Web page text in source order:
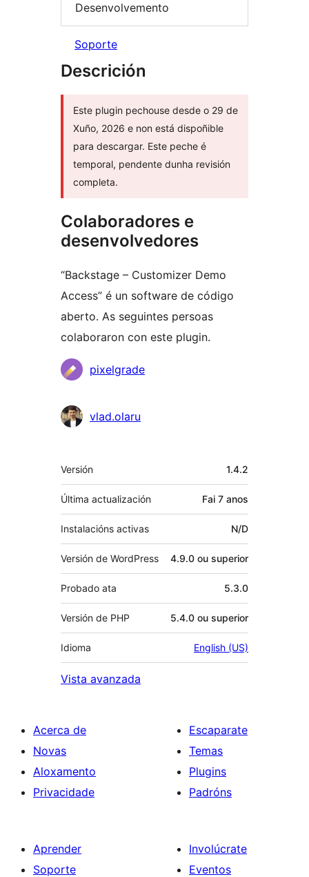
Desenvolvemento
Soporte
Descrición
Este plugin pechouse desde o 29 de
Xuño, 2026 e non está dispoñible
para descargar. Este peche é
temporal, pendente dunha revisión
completa.
Colaboradores e
desenvolvedores
“Backstage – Customizer Demo
Access” é un software de código
aberto. As seguintes persoas
colaboraron con este plugin.
Colaboradores
pixelgrade
vlad.olaru
Meta
Versión 1.4.2
Última actualización Fai 7 anos
Instalacións activas N/D
Versión de WordPress 4.9.0 ou superior
Probado ata 5.3.0
Versión de PHP 5.4.0 ou superior
Idioma English (US)
Vista avanzada
Acerca de
Novas
Aloxamento
Privacidade
Escaparate
Temas
Plugins
Padróns
Aprender
Soporte
Involúcrate
Eventos